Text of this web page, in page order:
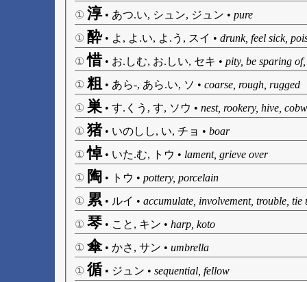
① 淳• あつ.い, シュン, ジュン • pure
① 酔 • よ, よ.い, よ.う, スイ • drunk, feel sick,
① 惜• お.しむ, お.しい, セキ • pity, be sparing
① 粗 • あら-, あら.い, ソ • coarse, rough, rugged
① 巣 • す.くう, す, ソウ • nest, rookery, hive,
① 猪• いのしし, い, チョ • boar
① 悼• いた.む, トウ • lament, grieve over
① 陶 • トウ • pottery, porcelain
① 累 • ルイ • accumulate, involvement, trouble, tie
① 琴 • こと, キン • harp, koto
① 傘• かさ, サン • umbrella
① 循• ジュン • sequential, fellow